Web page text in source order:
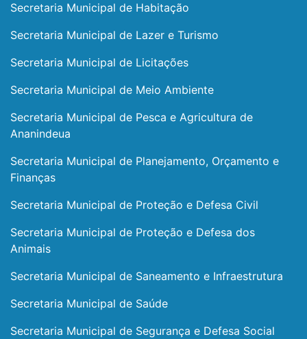
Secretaria Municipal de Habitação
Secretaria Municipal de Lazer e Turismo
Secretaria Municipal de Licitações
Secretaria Municipal de Meio Ambiente
Secretaria Municipal de Pesca e Agricultura de
Ananindeua
Secretaria Municipal de Planejamento, Orçamento e
Finanças
Secretaria Municipal de Proteção e Defesa Civil
Secretaria Municipal de Proteção e Defesa dos
Animais
Secretaria Municipal de Saneamento e Infraestrutura
Secretaria Municipal de Saúde
Secretaria Municipal de Segurança e Defesa Social